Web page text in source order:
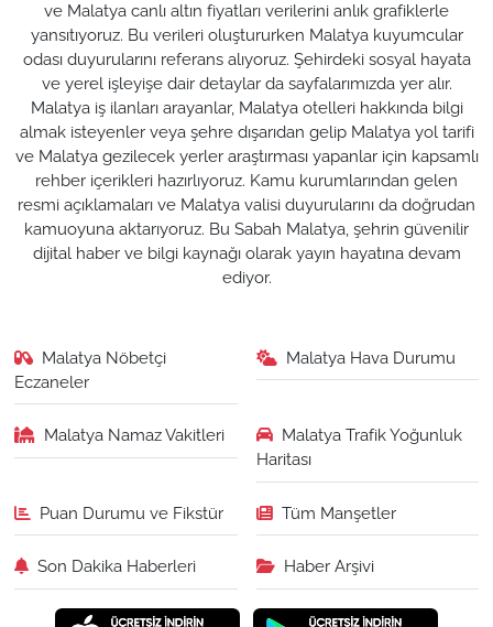
ve Malatya canlı altın fiyatları verilerini anlık grafiklerle
yansıtıyoruz. Bu verileri oluştururken Malatya kuyumcular
odası duyurularını referans alıyoruz. Şehirdeki sosyal hayata
ve yerel işleyişe dair detaylar da sayfalarımızda yer alır.
Malatya iş ilanları arayanlar, Malatya otelleri hakkında bilgi
almak isteyenler veya şehre dışarıdan gelip Malatya yol tarifi
ve Malatya gezilecek yerler araştırması yapanlar için kapsamlı
rehber içerikleri hazırlıyoruz. Kamu kurumlarından gelen
resmi açıklamaları ve Malatya valisi duyurularını da doğrudan
kamuoyuna aktarıyoruz. Bu Sabah Malatya, şehrin güvenilir
dijital haber ve bilgi kaynağı olarak yayın hayatına devam
ediyor.
Malatya Nöbetçi
Eczaneler
Malatya Hava Durumu
Malatya Namaz Vakitleri
Malatya Trafik Yoğunluk
Haritası
Puan Durumu ve Fikstür Tüm Manşetler
Son Dakika Haberleri Haber Arşivi